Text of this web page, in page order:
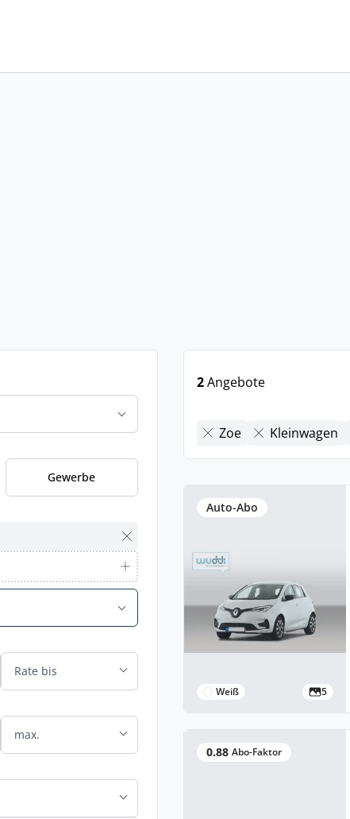
Gewerbe
2Angebote
Zoe Kleinwagen
Auto-Abo
Weiß 5
0.88 Abo-Faktor